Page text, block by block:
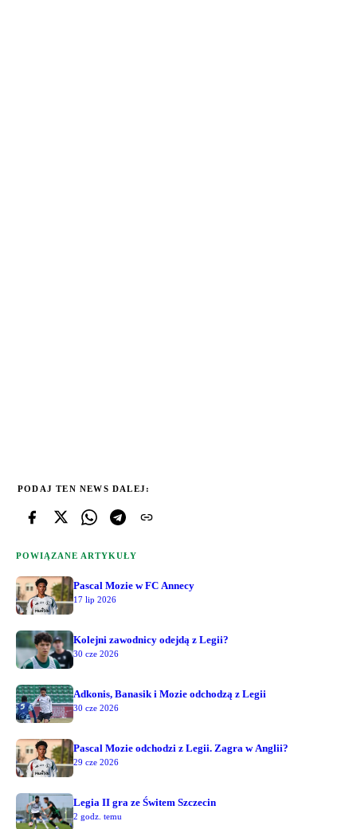
PODAJ TEN NEWS DALEJ:
POWIĄZANE ARTYKUŁY
Pascal Mozie w FC Annecy
17 lip 2026
Kolejni zawodnicy odejdą z Legii?
30 cze 2026
Adkonis, Banasik i Mozie odchodzą z Legii
30 cze 2026
Pascal Mozie odchodzi z Legii. Zagra w Anglii?
29 cze 2026
Legia II gra ze Świtem Szczecin
2 godz. temu